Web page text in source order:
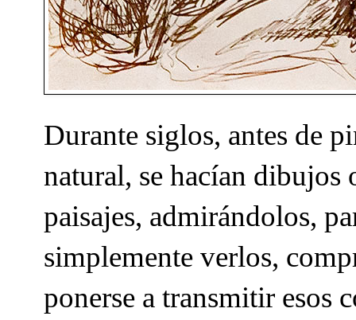
Durante siglos, antes de
natural, se hacían dibujos
paisajes, admirándolos,
simplemente verlos,
ponerse a transmitir esos